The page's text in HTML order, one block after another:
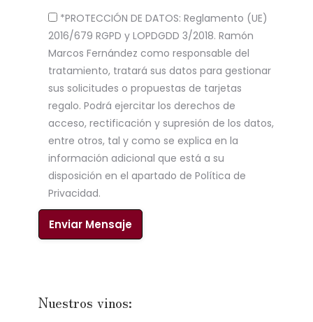
*PROTECCIÓN DE DATOS: Reglamento (UE)
2016/679 RGPD y LOPDGDD 3/2018. Ramón
Marcos Fernández como responsable del
tratamiento, tratará sus datos para gestionar
sus solicitudes o propuestas de tarjetas
regalo. Podrá ejercitar los derechos de
acceso, rectificación y supresión de los datos,
entre otros, tal y como se explica en la
información adicional que está a su
disposición en el apartado de Política de
Privacidad.
Nuestros vinos: